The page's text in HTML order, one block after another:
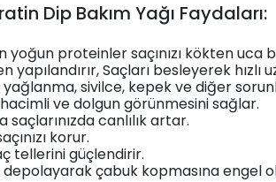
Dip Bakım Yağı Faydaları:
proteinler saçınızı kökten uca
yapılandırır, Saçları besleyerek hızlı
yağlanma, sivilce, kepek ve diğer
hacimli ve dolgun görünmesini sağlar.
saçlarınızda canlılık artar.
korur.
tellerini güçlendirir.
çabuk kopmasına engel